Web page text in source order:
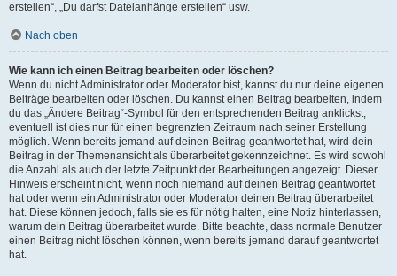
erstellen“, „Du darfst Dateianhänge erstellen“ usw.
Nach oben
Wie kann ich einen Beitrag bearbeiten oder löschen?
Wenn du nicht Administrator oder Moderator bist, kannst du nur deine eigenen
Beiträge bearbeiten oder löschen. Du kannst einen Beitrag bearbeiten, indem
du das „Ändere Beitrag“-Symbol für den entsprechenden Beitrag anklickst;
eventuell ist dies nur für einen begrenzten Zeitraum nach seiner Erstellung
möglich. Wenn bereits jemand auf deinen Beitrag geantwortet hat, wird dein
Beitrag in der Themenansicht als überarbeitet gekennzeichnet. Es wird sowohl
die Anzahl als auch der letzte Zeitpunkt der Bearbeitungen angezeigt. Dieser
Hinweis erscheint nicht, wenn noch niemand auf deinen Beitrag geantwortet
hat oder wenn ein Administrator oder Moderator deinen Beitrag überarbeitet
hat. Diese können jedoch, falls sie es für nötig halten, eine Notiz hinterlassen,
warum dein Beitrag überarbeitet wurde. Bitte beachte, dass normale Benutzer
einen Beitrag nicht löschen können, wenn bereits jemand darauf geantwortet
hat.